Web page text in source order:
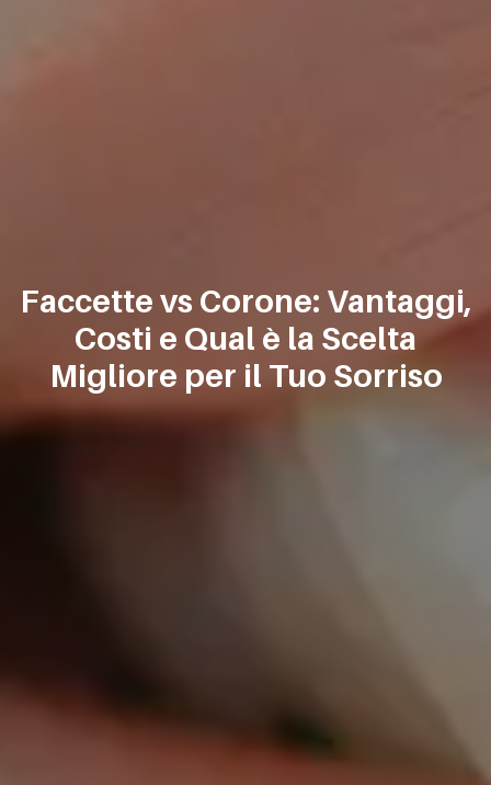
Faccette vs Corone: Vantaggi,
Costi e Qual è la Scelta
Migliore per il Tuo Sorriso